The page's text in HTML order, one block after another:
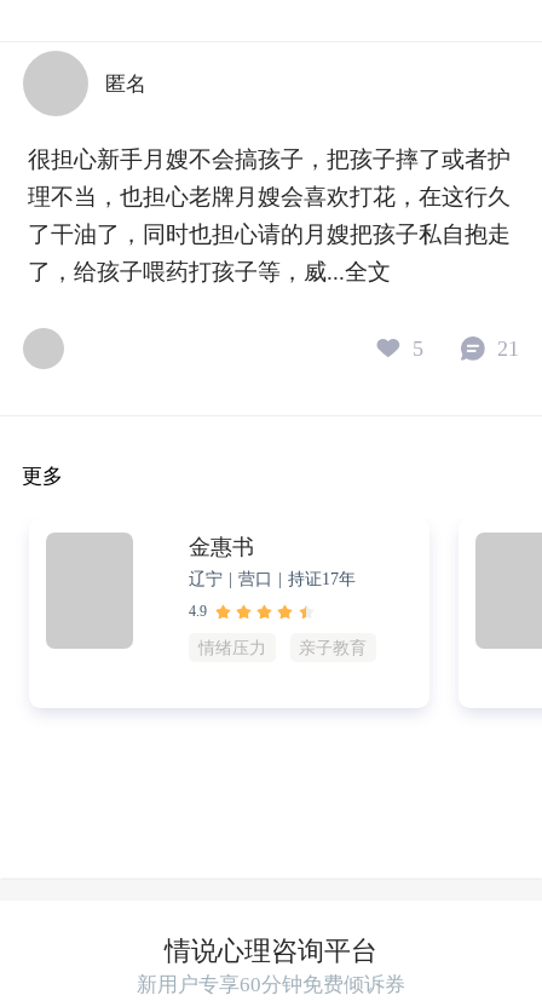
匿名
很担心新手月嫂不会搞孩子，把孩子摔了或者护
理不当，也担心老牌月嫂会喜欢打花，在这行久
了干油了，同时也担心请的月嫂把孩子私自抱走
了，给孩子喂药打孩子等，威...全文
5 21
更多
金惠书
辽宁 | 营口 | 持证17年
4.9
情绪压力 亲子教育
情说心理咨询平台
新用户专享60分钟免费倾诉券